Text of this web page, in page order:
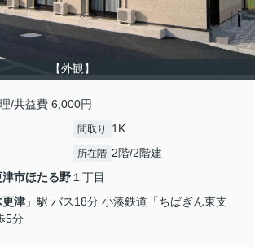
【外観】
/共益費 6,000円
間取り 1K
所在階 2階/2階建
津市ほたる野１丁目
更津 」駅 バス18分 小湊鉄道「ちばぎん東支
5分